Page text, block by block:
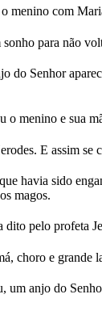
menino com
para não
do Senhor
o menino e sua
E assim
havia sido
magos.
pelo profeta
choro e grande
um anjo do